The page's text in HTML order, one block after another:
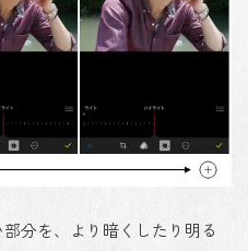
分を、より暗くしたり明る